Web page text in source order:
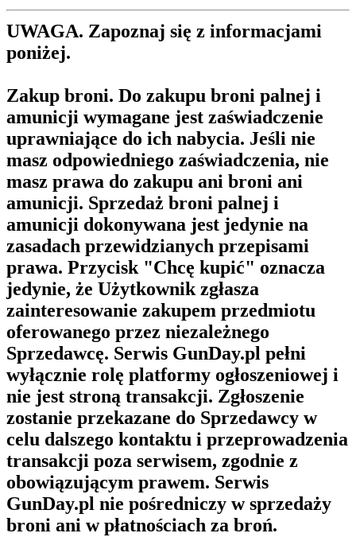
UWAGA. Zapoznaj się z informacjami
poniżej.
Zakup broni. Do zakupu broni palnej i
amunicji wymagane jest zaświadczenie
uprawniające do ich nabycia. Jeśli nie
masz odpowiedniego zaświadczenia, nie
masz prawa do zakupu ani broni ani
amunicji. Sprzedaż broni palnej i
amunicji dokonywana jest jedynie na
zasadach przewidzianych przepisami
prawa. Przycisk "Chcę kupić" oznacza
jedynie, że Użytkownik zgłasza
zainteresowanie zakupem przedmiotu
oferowanego przez niezależnego
Sprzedawcę. Serwis GunDay.pl pełni
wyłącznie rolę platformy ogłoszeniowej i
nie jest stroną transakcji. Zgłoszenie
zostanie przekazane do Sprzedawcy w
celu dalszego kontaktu i przeprowadzenia
transakcji poza serwisem, zgodnie z
obowiązującym prawem. Serwis
GunDay.pl nie pośredniczy w sprzedaży
broni ani w płatnościach za broń.